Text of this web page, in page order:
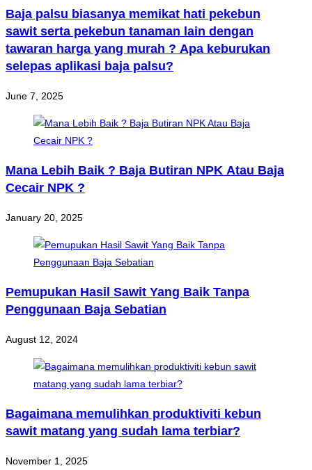
Baja palsu biasanya memikat hati pekebun
sawit serta pekebun tanaman lain dengan
tawaran harga yang murah ? Apa keburukan
selepas aplikasi baja palsu?
June 7, 2025
Mana Lebih Baik ? Baja Butiran NPK Atau Baja
Cecair NPK ?
January 20, 2025
Pemupukan Hasil Sawit Yang Baik Tanpa
Penggunaan Baja Sebatian
August 12, 2024
Bagaimana memulihkan produktiviti kebun
sawit matang yang sudah lama terbiar?
November 1, 2025